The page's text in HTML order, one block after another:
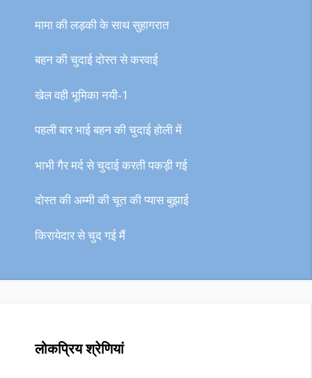
मामा की लड़की के साथ सुहागरात
बहन की चुदाई दोस्त से करवाई
खेल वही भूमिका नयी-1
पहली बार भाई बहन की चुदाई होली में
भाभी गैर मर्द से चुदाई करती पकड़ी गई
दोस्त की अम्मी की चूत की प्यास बुझाई
किरायेदार से चुद गई मैं
लोकप्रिय श्रेणियां